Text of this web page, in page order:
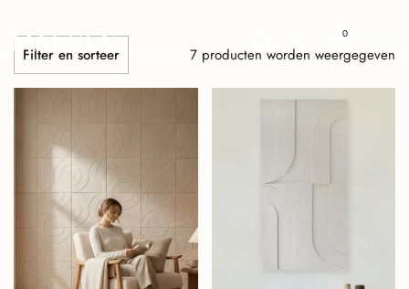
Ga naar content 0
Filter en sorteer 7 producten worden weergegeven